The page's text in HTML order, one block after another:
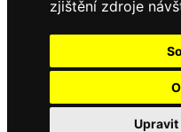
zjištění zdroje
Upravit